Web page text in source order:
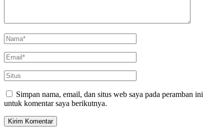
Simpan nama, email, dan situs web saya pada peramban ini
untuk komentar saya berikutnya.